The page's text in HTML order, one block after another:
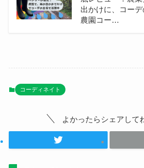
出かけに、コーデ
農園コー…
コーディネイト
よかったらシェアして